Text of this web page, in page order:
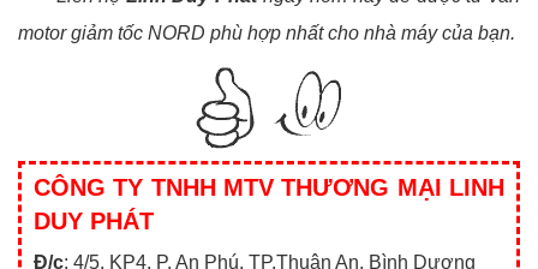
motor giảm tốc NORD phù hợp nhất cho nhà máy của bạn.
CÔNG TY TNHH MTV THƯƠNG MẠI LINH
DUY PHÁT
Đ/c: 4/5, KP4, P. An Phú, TP.Thuận An, Bình Dương